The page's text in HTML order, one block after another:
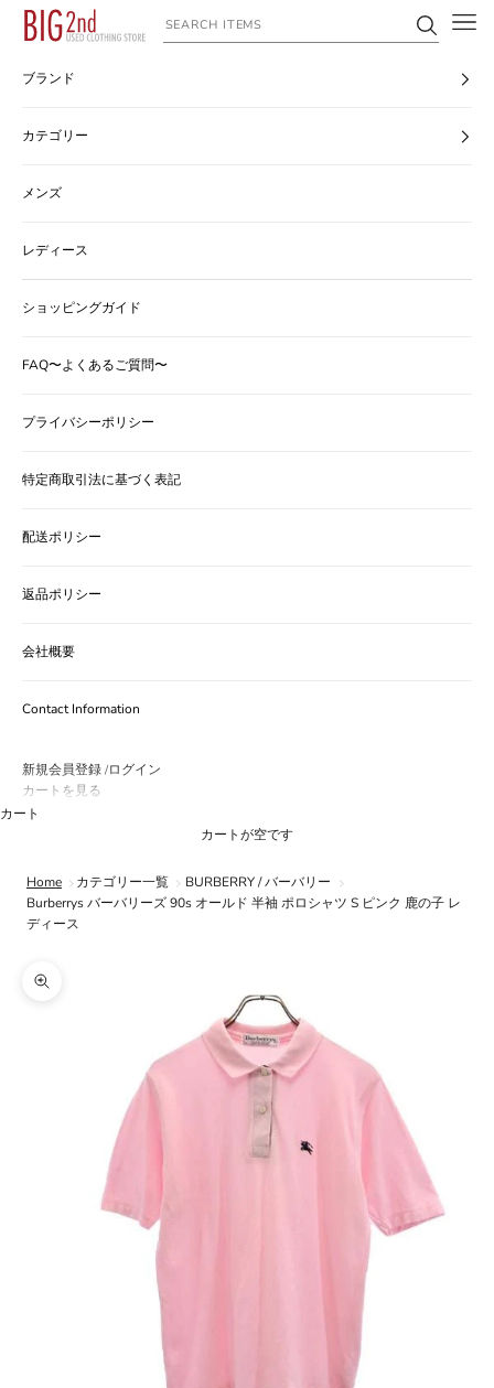
コンテンツへスキップ
ヴィンテージ古着のオンライン通販なら【公式】古着屋BIG2nd
ブランド
カテゴリー
メンズ
レディース
ショッピングガイド
FAQ〜よくあるご質問〜
プライバシーポリシー
特定商取引法に基づく表記
配送ポリシー
返品ポリシー
会社概要
Contact Information
新規会員登録 /ログイン
カートを見る
カート
カートが空です
Home カテゴリー一覧
BURBERRY / バーバリー
Burberrys バーバリーズ 90s オールド 半袖 ポロシャツ S ピンク 鹿の子 レ
ディース
ズームイン